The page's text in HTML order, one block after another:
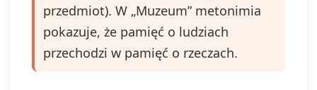
przedmiot). W „Muzeum” metonimia
pokazuje, że pamięć o ludziach
przechodzi w pamięć o rzeczach.